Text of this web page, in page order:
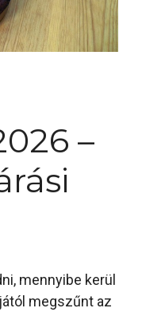
–
mennyibe kerül
megszűnt az